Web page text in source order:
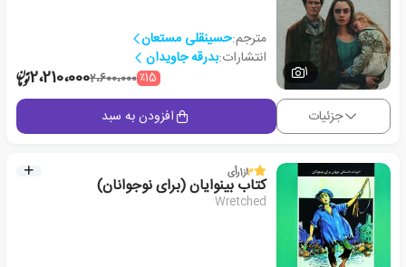
1
مترجم:حسینقلی مستعان
انتشارات:بدرقه جاویدان
٪152،600،0002،210،000
جزئیات افزودن به سبد
3از1رأی
کتاب بینوایان (برای نوجوانان)
Wretched